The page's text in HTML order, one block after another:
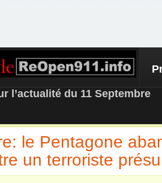
– NEWS
l’actualité du 11 Septembre
le Pentagone
un terroriste